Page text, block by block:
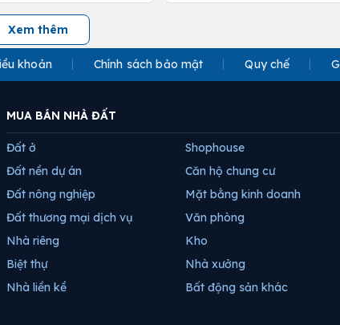
Xem thêm
khoản Chính sách bảo mật Quy chế
MUA BÁN NHÀ ĐẤT
Đất ở
Đất nền dự án
Đất nông nghiệp
Đất thương mại dịch vụ
Nhà riêng
Biệt thự
Nhà liền kề
Shophouse
Căn hộ chung cư
Mặt bằng kinh doanh
Văn phòng
Kho
Nhà xưởng
Bất động sản khác